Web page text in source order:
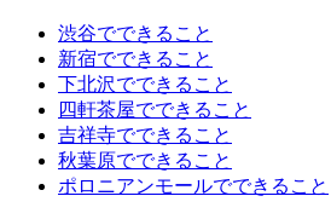
渋谷でできること
新宿でできること
下北沢でできること
四軒茶屋でできること
吉祥寺でできること
秋葉原でできること
ポロニアンモールでできること